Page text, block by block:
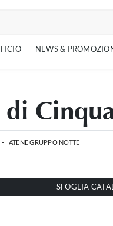
NEWS &
- ATENE GRUPPO NOTTE
SFOGLIA